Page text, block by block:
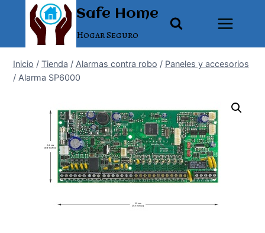
contenido
Safe Home
Hogar Seguro
Inicio / Tienda / Alarmas contra robo / Paneles y accesorios
/ Alarma SP6000